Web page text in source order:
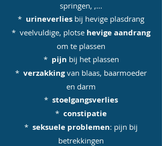
springen, ,...
* urineverlies bij hevige plasdrang
* veelvuldige, plotse hevige aandrang
om te plassen
* pijn bij het plassen
* verzakkingvan blaas, baarmoeder
en darm
* stoelgangsverlies
* constipatie
* seksuele problemen: pijn bij
betrekkingen